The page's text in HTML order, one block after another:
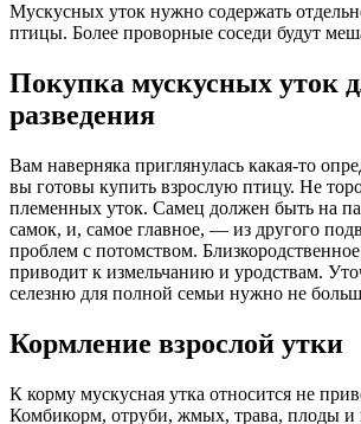
Мускусных уток нужно содержать
птицы. Более проворные соседи будут
Покупка мускусных уток
разведения
Вам наверняка приглянулась какая-то
вы готовы купить взрослую птицу. Не
племенных уток. Самец должен быть на
самок, и, самое главное, — из другого
проблем с потомством.
приводит к измельчанию и уродствам.
селезню для полной семьи нужно не
Кормление взрослой утки
К корму мускусная утка относится не
Комбикорм, отруби, жмых, трава, плоды и